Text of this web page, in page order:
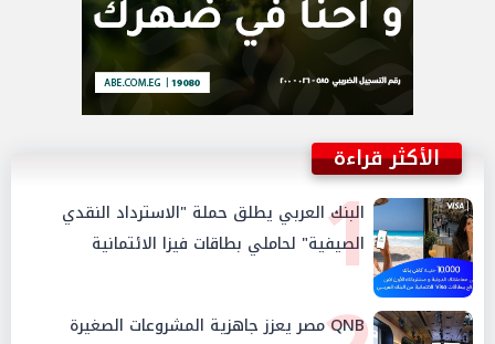
الأكثر قراءة
1
البنك العربي يطلق حملة "الاسترداد النقدي
الصيفية" لحاملي بطاقات فيزا الائتمانية
QNB مصر يعزز جاهزية المشروعات الصغيرة